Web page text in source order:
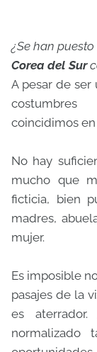
¿Se han
Corea del Sur
A pesar de
coincidimos
No hay
mucho que
ficticia, bien
madres,
mujer.
Es imposible
pasajes de la
es
normalizado